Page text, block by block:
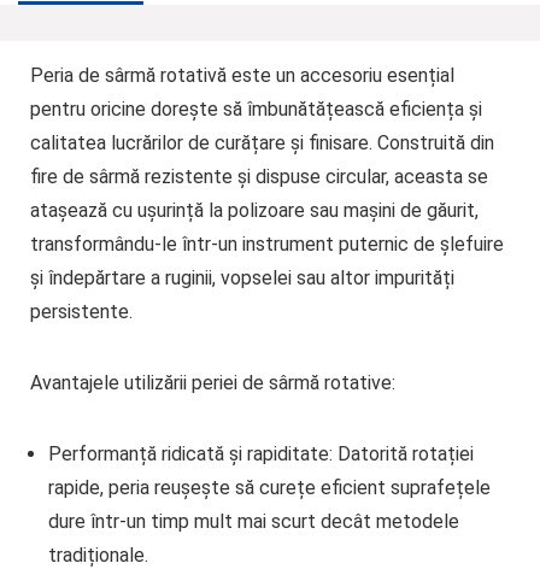
Peria de sârmă rotativă este un accesoriu esențial
pentru oricine dorește să îmbunătățească eficiența și
calitatea lucrărilor de curățare și finisare. Construită din
fire de sârmă rezistente și dispuse circular, aceasta se
atașează cu ușurință la polizoare sau mașini de găurit,
transformându-le într-un instrument puternic de șlefuire
și îndepărtare a ruginii, vopselei sau altor impurități
persistente.
Avantajele utilizării periei de sârmă rotative:
Performanță ridicată și rapiditate: Datorită rotației
rapide, peria reușește să curețe eficient suprafețele
dure într-un timp mult mai scurt decât metodele
tradiționale.